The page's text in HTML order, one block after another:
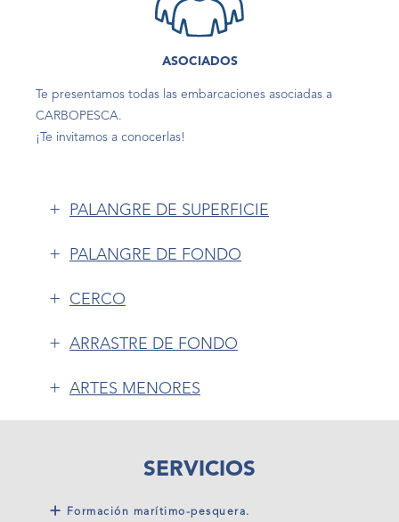
ASOCIADOS
Te presentamos todas las embarcaciones asociadas a
CARBOPESCA.
¡Te invitamos a conocerlas!
+ PALANGRE DE SUPERFICIE
+ PALANGRE DE FONDO
+ CERCO
+ ARRASTRE DE FONDO
+ ARTES MENORES
SERVICIOS
+ Formación marítimo-pesquera.